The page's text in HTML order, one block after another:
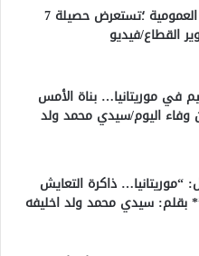
وزيرة الوظيفة العمومية ؛تستعرض حصيلة 7
القطاع/فيديو
في موريتانيا… بناة الأمس
وفاء اليوم/سيدي محمد ولد
ذاكرة التعايش
بقلم: سيدي محمد ولد اخليفه